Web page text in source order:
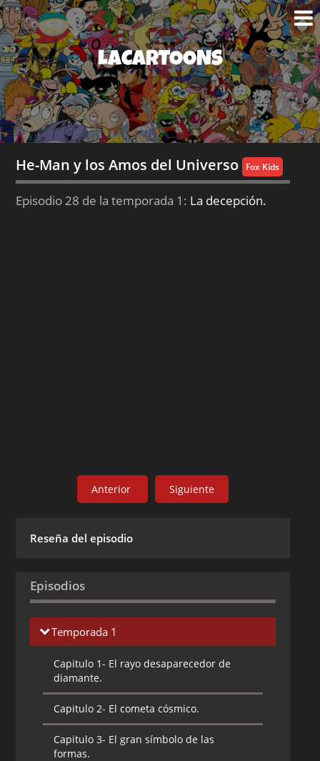
LACARTOONS
He-Man y los Amos del Universo Fox Kids
Episodio 28 de la temporada 1: La decepción.
Anterior Siguiente
Reseña del episodio
Episodios
Temporada 1
Capitulo 1- El rayo desaparecedor de
diamante.
Capitulo 2- El cometa cósmico.
Capitulo 3- El gran símbolo de las
formas.